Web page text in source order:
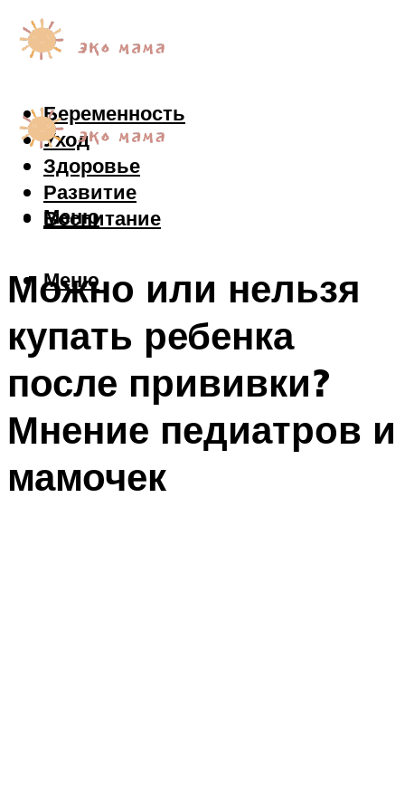
Беременность
Уход
Здоровье
Развитие
Воспитание
Меню
Меню
Можно или нельзя
купать ребенка
после прививки?
Мнение педиатров и
мамочек